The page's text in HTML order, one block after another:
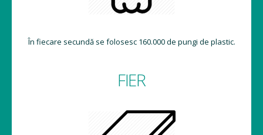
În fiecare secundă se folosesc 160.000 de pungi de plastic.
FIER